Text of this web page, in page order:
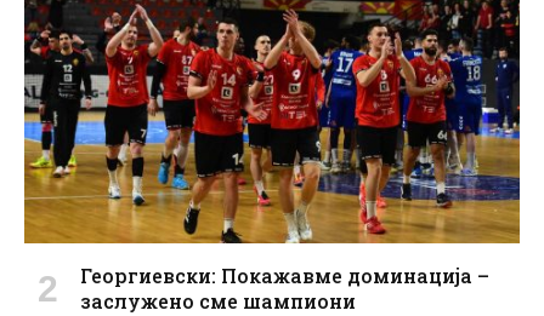
Георгиевски: Покажавме доминација –
заслужено сме шампиони